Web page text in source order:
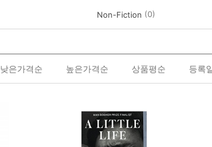
Non-Fiction (0)
낮은가격순 높은가격순 상품평순 등록